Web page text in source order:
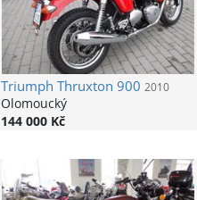
Triumph Thruxton 900 2010
Olomoucký
144 000 Kč